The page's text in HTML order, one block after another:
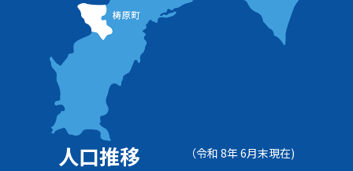
人口推移 （令和 8年 6月末現在)